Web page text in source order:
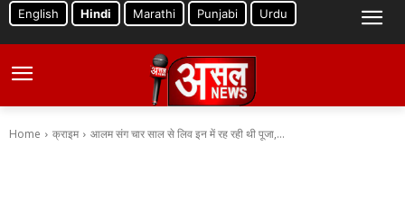
English Hindi Marathi Punjabi Urdu
Home क्राइम आलम संग चार साल से लिव इन में रह रही थी पूजा,...